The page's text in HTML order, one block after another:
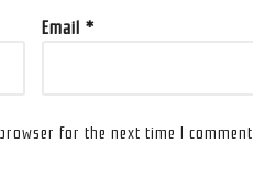
Email *
for the next time I comment.